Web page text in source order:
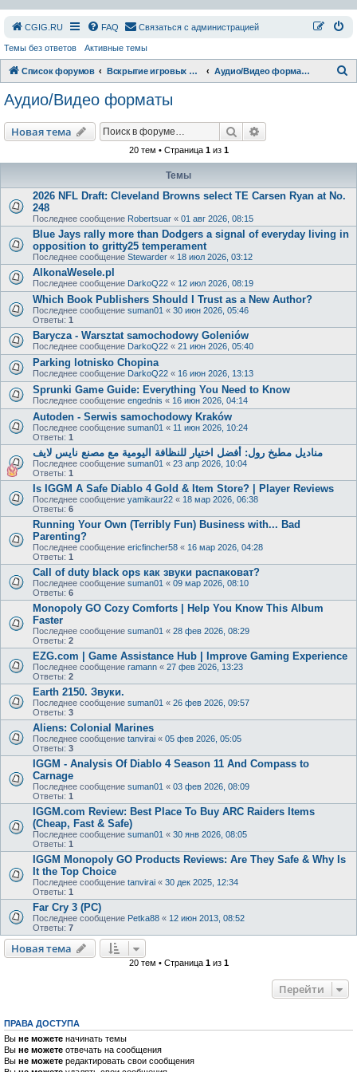
СGIG.RU FAQ Связаться с администрацией
Темы без ответов Активные темы
Список форумов Вскрытие игровых ресурсов Аудио/Видео форматы
Аудио/Видео форматы
Новая тема Поиск
20 тем • Страница 1из 1
Темы
2026 NFL Draft: Cleveland Browns select TE Carsen Ryan at No.
248
Последнее сообщение Robertsuar « 01 авг 2026, 08:15
Blue Jays rally more than Dodgers a signal of everyday living in
opposition to gritty25 temperament
Последнее сообщение Stewarder « 18 июл 2026, 03:12
AlkonaWesele.pl
Последнее сообщение DarkoQ22 « 12 июл 2026, 08:19
Which Book Publishers Should I Trust as a New Author?
Последнее сообщение suman01 « 30 июн 2026, 05:46
Ответы: 1
Barycza - Warsztat samochodowy Goleniów
Последнее сообщение DarkoQ22 « 21 июн 2026, 05:40
Parking lotnisko Chopina
Последнее сообщение DarkoQ22 « 16 июн 2026, 13:13
Sprunki Game Guide: Everything You Need to Know
Последнее сообщение engednis « 16 июн 2026, 04:14
Autoden - Serwis samochodowy Kraków
Последнее сообщение suman01 « 11 июн 2026, 10:24
Ответы: 1
مناديل مطبخ رول: أفضل اختيار للنظافة اليومية مع مصنع نايس لايف
Последнее сообщение suman01 « 23 апр 2026, 10:04
Ответы: 1
Is IGGM A Safe Diablo 4 Gold & Item Store? | Player Reviews
Последнее сообщение yamikaur22 « 18 мар 2026, 06:38
Ответы: 6
Running Your Own (Terribly Fun) Business with... Bad
Parenting?
Последнее сообщение ericfincher58 « 16 мар 2026, 04:28
Ответы: 1
Call of duty black ops как звуки распаковат?
Последнее сообщение suman01 « 09 мар 2026, 08:10
Ответы: 6
Monopoly GO Cozy Comforts | Help You Know This Album
Faster
Последнее сообщение suman01 « 28 фев 2026, 08:29
Ответы: 2
EZG.com | Game Assistance Hub | Improve Gaming Experience
Последнее сообщение ramann « 27 фев 2026, 13:23
Ответы: 2
Earth 2150. Звуки.
Последнее сообщение suman01 « 26 фев 2026, 09:57
Ответы: 3
Aliens: Colonial Marines
Последнее сообщение tanvirai « 05 фев 2026, 05:05
Ответы: 3
IGGM - Analysis Of Diablo 4 Season 11 And Compass to
Carnage
Последнее сообщение suman01 « 03 фев 2026, 08:09
Ответы: 1
IGGM.com Review: Best Place To Buy ARC Raiders Items
(Cheap, Fast & Safe)
Последнее сообщение suman01 « 30 янв 2026, 08:05
Ответы: 1
IGGM Monopoly GO Products Reviews: Are They Safe & Why Is
It the Top Choice
Последнее сообщение tanvirai « 30 дек 2025, 12:34
Ответы: 1
Far Cry 3 (PC)
Последнее сообщение Petka88 « 12 июн 2013, 08:52
Ответы: 7
Новая тема
20 тем • Страница 1из 1
Перейти
ПРАВА ДОСТУПА
Вы не можете начинать темы
Вы не можете отвечать на сообщения
Вы не можете редактировать свои сообщения